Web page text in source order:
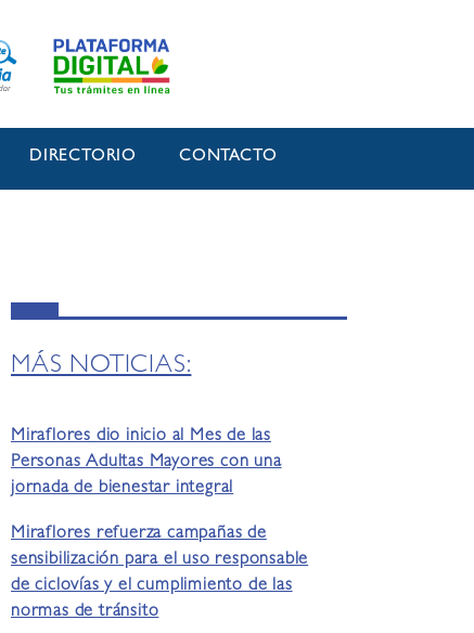
DIRECTORIO CONTACTO
MÁS NOTICIAS:
Miraflores dio inicio al Mes de las
Personas Adultas Mayores con una
jornada de bienestar integral
Miraflores refuerza campañas de
sensibilización para el uso responsable
de ciclovías y el cumplimiento de las
normas de tránsito